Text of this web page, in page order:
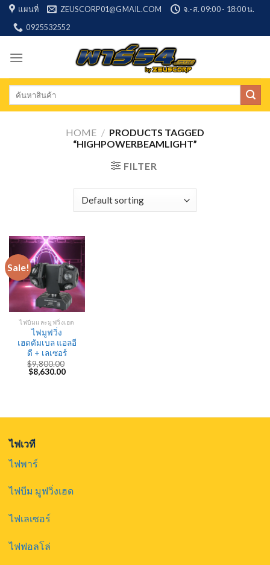
Skip
content
แผนที่ ZEUSCORP01@GMAIL.COM
จ.-ส. 09:00 - 18:00 น.
0925532552
Search
HOME / PRODUCTS TAGGED
“HIGHPOWERBEAMLIGHT”
FILTER
Sale!
ไฟบีมและมูฟวิ่งเฮด
ไฟมูฟวิ่ง
เฮดดัมเบล แอลอี
ดี + เลเซอร์
$9,800.00
Original
price
$8,630.00Current
ไฟเวที
ไฟพาร์
ไฟบีม มูฟวิ่งเฮด
ไฟเลเซอร์
ไฟฟอลโล่